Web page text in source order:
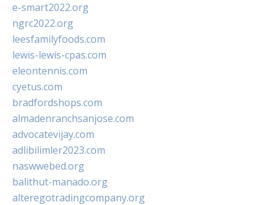
e-smart2022.org
ngrc2022.org
leesfamilyfoods.com
lewis-lewis-cpas.com
eleontennis.com
cyetus.com
bradfordshops.com
almadenranchsanjose.com
advocatevijay.com
adlibilimler2023.com
naswwebed.org
balithut-manado.org
alteregotradingcompany.org